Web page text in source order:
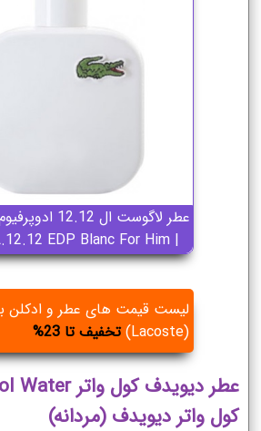
عطر لاگوست ال
| Lacoste L.12.12 EDP Blanc For Him
لیست قیمت های عطر و ادکلن
(Lacoste)
تخفیف تا 23%
کول واتر دیویدف (مردانه)